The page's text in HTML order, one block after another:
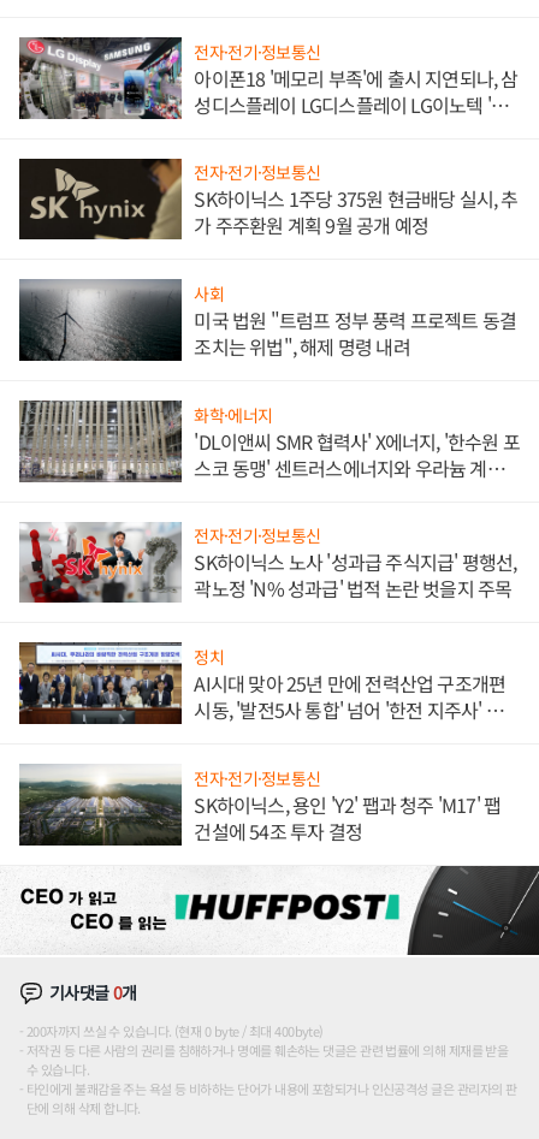
전자·전기·정보통신
아이폰18 '메모리 부족'에 출시 지연되나, 삼
성디스플레이 LG디스플레이 LG이노텍 '탈
전자·전기·정보통신
SK하이닉스 1주당 375원 현금배당 실시, 추
가 주주환원 계획 9월 공개 예정
사회
미국 법원 "트럼프 정부 풍력 프로젝트 동결
조치는 위법", 해제 명령 내려
화학·에너지
'DL이앤씨 SMR 협력사' X에너지, '한수원 포
스코 동맹' 센트러스에너지와 우라늄 계약
전자·전기·정보통신
SK하이닉스 노사 '성과급 주식지급' 평행선,
곽노정 'N% 성과급' 법적 논란 벗을지 주목
정치
AI시대 맞아 25년 만에 전력산업 구조개편
시동, '발전5사 통합' 넘어 '한전 지주사' 재편
전자·전기·정보통신
SK하이닉스, 용인 'Y2' 팹과 청주 'M17' 팹
건설에 54조 투자 결정
기사댓글0개
200자까지 쓰실 수 있습니다. (현재 0 byte / 최대 400byte)
저작권 등 다른 사람의 권리를 침해하거나 명예를 훼손하는 댓글은 관련 법률에 의해 제재를 받을
수 있습니다.
타인에게 불쾌감을 주는 욕설 등 비하하는 단어가 내용에 포함되거나 인신공격성 글은 관리자의 판
단에 의해 삭제 합니다.